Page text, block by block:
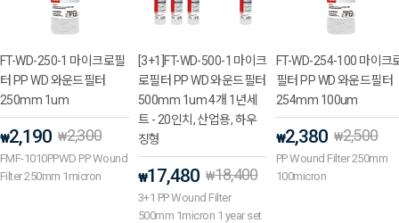
FT-WD-250-1 마이크로필
터 PP WD 와운드필터
250mm 1um
₩2,190 ₩2,300
FMF-1010PPWD PP Wound
Filter 250mm 1micron
[3+1]FT-WD-500-1 마이크
로필터 PP WD 와운드필터
500mm 1um 4개 1년세
트 - 20인치, 산업용, 하우
징형
₩17,480 ₩18,400
3+1 PP Wound Filter
500mm 1micron 1 year set
FT-WD-254-100 마이크
필터 PP WD 와운드필터
254mm 100um
₩2,380 ₩2,500
PP Wound Filter 250mm
100micron